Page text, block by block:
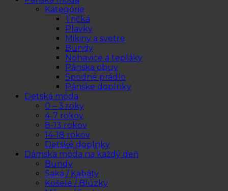
Kategórie
Tričká
Plavky
Mikiny a svetre
Bundy
Nohavice a tepláky
Pánska obuv
Spodné prádlo
Pánske doplnky
Detská móda
0 – 3 roky
4-7 rokov
8-13 rokov
14-18 rokov
Detské doplnky
Dámska móda na každý deň
Bundy
Saká / Kabáty
Košele / Blúzky